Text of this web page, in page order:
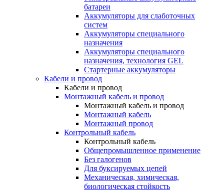
батареи
Аккумуляторы для слаботочных
систем
Аккумуляторы специального
назначения
Аккумуляторы специального
назначения, технология GEL
Стартерные аккумуляторы
Кабели и провод
Кабели и провод
Монтажный кабель и провод
Монтажный кабель и провод
Монтажный кабель
Монтажный провод
Контрольный кабель
Контрольный кабель
Общепромышленное применение
Без галогенов
Для буксируемых цепей
Механическая, химическая,
биологическая стойкость